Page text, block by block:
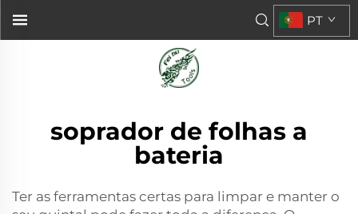
PT
soprador de folhas a
bateria
Ter as ferramentas certas para limpar e manter o